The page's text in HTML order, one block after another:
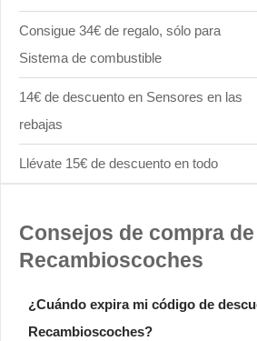
Consigue 34€ de regalo, sólo para
Sistema de combustible
14€ de descuento en Sensores en las
rebajas
Llévate 15€ de descuento en todo
Consejos de compra de
Recambioscoches
¿Cuándo expira mi código de
Recambioscoches?